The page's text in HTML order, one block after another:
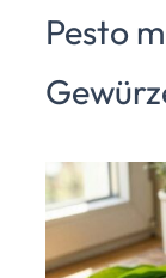
Pesto